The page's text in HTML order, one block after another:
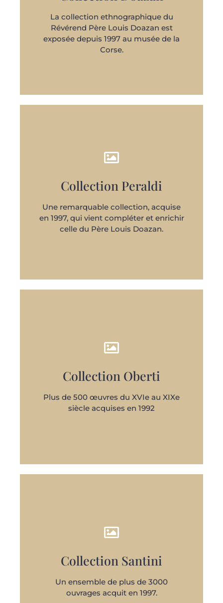
La collection ethnographique du
Révérend Père Louis Doazan est
exposée depuis 1997 au musée de la
Corse.
Collection Peraldi
Une remarquable collection, acquise
en 1997, qui vient compléter et enrichir
celle du Père Louis Doazan.
DÉCOUVRIR
Collection Oberti
Plus de 500 œuvres du XVIe au XIXe
siècle acquises en 1992
DÉCOUVRIR
Collection Santini
Un ensemble de plus de 3000
ouvrages acquit en 1997.
DÉCOUVRIR